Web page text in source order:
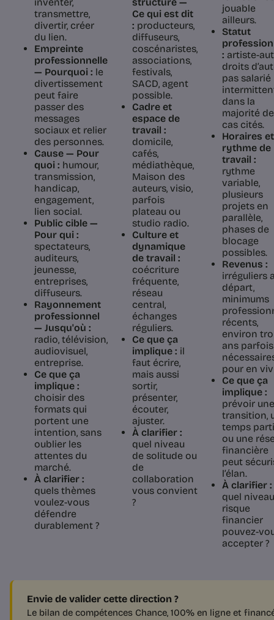
transmettre,
divertir, créer
du lien.
Empreinte
professionnelle
— Pourquoi : le
divertissement
peut faire
passer des
messages
sociaux et relier
des personnes.
Cause — Pour
quoi : humour,
transmission,
handicap,
engagement,
lien social.
Public cible —
Pour qui :
spectateurs,
auditeurs,
jeunesse,
entreprises,
diffuseurs.
Rayonnement
professionnel
— Jusqu'où :
radio, télévision,
audiovisuel,
entreprise.
Ce que ça
implique :
choisir des
formats qui
portent une
intention, sans
oublier les
attentes du
marché.
À clarifier :
quels thèmes
voulez-vous
défendre
durablement ?
Ce qui est dit
: producteurs,
diffuseurs,
coscénaristes,
associations,
festivals,
SACD, agent
possible.
Cadre et
espace de
travail :
domicile,
cafés,
médiathèque,
Maison des
auteurs, visio,
parfois
plateau ou
studio radio.
Culture et
dynamique
de travail :
coécriture
fréquente,
réseau
central,
échanges
réguliers.
Ce que ça
implique : il
faut écrire,
mais aussi
sortir,
présenter,
écouter,
ajuster.
À clarifier :
quel niveau
de solitude ou
de
collaboration
vous convient
?
jouable
ailleurs.
Statut
: artiste-
droits
pas salarié
dans la
majorité
cas cités.
Horaires et
rythme de
travail :
rythme
variable,
plusieurs
projets en
parallèle,
phases de
blocage
possibles.
Revenus :
irréguliers
départ,
minimums
récents,
environ
ans parfois
pour en
Ce que ça
implique :
prévoir une
transition,
temps
ou une
financière
peut
l’élan.
À clarifier :
quel
risque
financier
pouvez-
accepter ?
Envie de valider cette direction ?
Le bilan de compétences Chance, 100% en ligne et